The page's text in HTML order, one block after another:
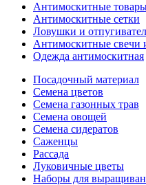
Антимоскитные
Антимоскитные сетки
Ловушки и
Антимоскитные свечи
Одежда антимоскитная
Посадочный материал
Семена цветов
Семена газонных трав
Семена овощей
Семена сидератов
Саженцы
Рассада
Луковичные цветы
Наборы для